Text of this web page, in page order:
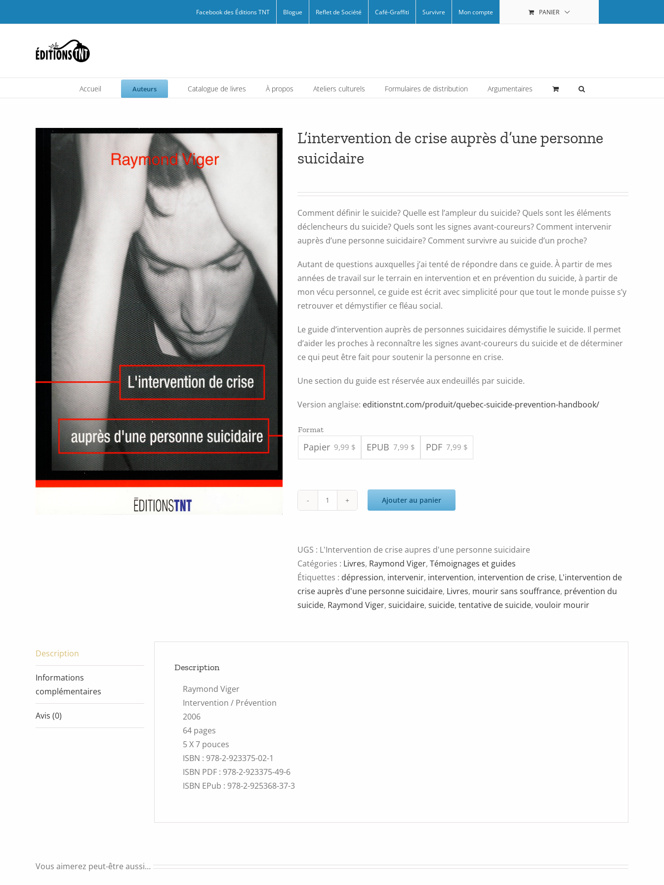
Facebook des Éditions TNT Blogue Reflet de Société Café-Graffiti Survivre Mon compte PANIER
Accueil Auteurs Catalogue de livres À propos Ateliers culturels Formulaires de distribution Argumentaires
L’intervention de crise auprès d’une personne
suicidaire
Comment définir le suicide? Quelle est l’ampleur du suicide? Quels sont les éléments
déclencheurs du suicide? Quels sont les signes avant-coureurs? Comment intervenir
auprès d’une personne suicidaire? Comment survivre au suicide d’un proche?
Autant de questions auxquelles j’ai tenté de répondre dans ce guide. À partir de mes
années de travail sur le terrain en intervention et en prévention du suicide, à partir de
mon vécu personnel, ce guide est écrit avec simplicité pour que tout le monde puisse s’y
retrouver et démystifier ce fléau social.
Le guide d’intervention auprès de personnes suicidaires démystifie le suicide. Il permet
d’aider les proches à reconnaître les signes avant-coureurs du suicide et de déterminer
ce qui peut être fait pour soutenir la personne en crise.
Une section du guide est réservée aux endeuillés par suicide.
Version anglaise: editionstnt.com/produit/quebec-suicide-prevention-handbook/
Format
Papier 9,99 $ EPUB 7,99 $ PDF 7,99 $
quantité
de
crise
auprès
d'une
personne
Ajouter au panier
UGS : L'Intervention de crise aupres d'une personne suicidaire
Catégories : Livres, Raymond Viger, Témoignages et guides
Étiquettes : dépression, intervenir, intervention, intervention de crise, L'intervention de
crise auprès d'une personne suicidaire, Livres, mourir sans souffrance, prévention du
suicide, Raymond Viger, suicidaire, suicide, tentative de suicide, vouloir mourir
Description
Informations
complémentaires
Avis (0)
Description
Raymond Viger
Intervention / Prévention
2006
64 pages
5 X 7 pouces
ISBN : 978-2-923375-02-1
ISBN PDF : 978-2-923375-49-6
ISBN EPub : 978-2-925368-37-3
Vous aimerez peut-être aussi…